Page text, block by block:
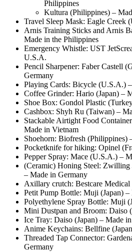
Philippines
Kultura (Philippines) –
Travel Sleep Mask: Eagle Creek
Arnis Training Sticks and Arnis
Made in the Philippines
Emergency Whistle: UST
U.S.A.
Pencil Sharpener: Faber Castell
Germany
Playing Cards: Bicycle (U.S.A.)
Coffee Grinder: Hario (Japan) –
Shoe Box: Gondol Plastic
Cashbox: Shyh Ru (Taiwan) –
Stackable Airtight Food
Made in Vietnam
Shoehorn: Biofresh (Philippines)
Pocketknife for hiking: Opinel
Pepper Spray: Mace (U.S.A.) –
(Ceramic) Honing Steel: Zwilling
– Made in Germany
Axillary crutch: Bestcare
Petit Pump Bottle: Muji (Japan) –
Polyethylene Spray Bottle: Muji
Mini Dustpan and Broom: Daiso
Ice Tray: Daiso (Japan) – Made
Anime Keychains: Bellfine
Threaded Tap Connector:
Germany